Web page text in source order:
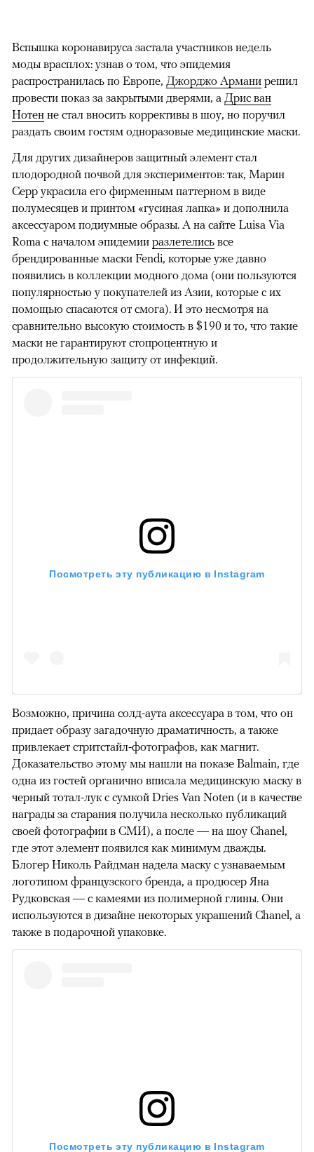
Вспышка коронавируса застала участников недель
моды врасплох: узнав о том, что эпидемия
распространилась по Европе, Джорджо Армани решил
провести показ за закрытыми дверями, а Дрис ван
Нотен не стал вносить коррективы в шоу, но поручил
раздать своим гостям одноразовые медицинские маски.
Для других дизайнеров защитный элемент стал
плодородной почвой для экспериментов: так, Марин
Серр украсила его фирменным паттерном в виде
полумесяцев и принтом «гусиная лапка» и дополнила
аксессуаром подиумные образы. А на сайте Luisa Via
Roma с началом эпидемии разлетелись все
брендированные маски Fendi, которые уже давно
появились в коллекции модного дома (они пользуются
популярностью у покупателей из Азии, которые с их
помощью спасаются от смога). И это несмотря на
сравнительно высокую стоимость в $190 и то, что такие
маски не гарантируют стопроцентную и
продолжительную защиту от инфекций.
Посмотреть эту публикацию в Instagram
00:00 / 00:00
Возможно, причина солд-аута аксессуара в том, что он
придает образу загадочную драматичность, а также
привлекает стритстайл-фотографов, как магнит.
Доказательство этому мы нашли на показе Balmain, где
одна из гостей органично вписала медицинскую маску в
черный тотал-лук с сумкой Dries Van Noten (и в качестве
награды за старания получила несколько публикаций
своей фотографии в СМИ), а после — на шоу Chanel,
где этот элемент появился как минимум дважды.
Блогер Николь Райдман надела маску с узнаваемым
логотипом французского бренда, а продюсер Яна
Рудковская — c камеями из полимерной глины. Они
используются в дизайне некоторых украшений Chanel, а
также в подарочной упаковке.
Посмотреть эту публикацию в Instagram